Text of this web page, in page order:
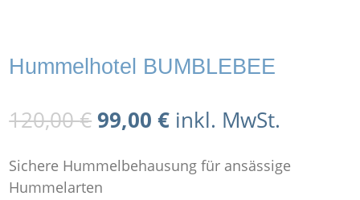
Hummelhotel BUMBLEBEE
120,00€Ursprünglicher
war:
120,00 €
99,00€Aktueller
ist:
99,00 €.
inkl. MwSt.
Sichere Hummelbehausung für ansässige
Hummelarten